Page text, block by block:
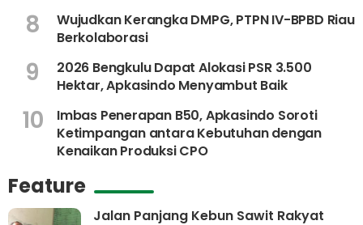
8
Wujudkan Kerangka DMPG, PTPN IV-BPBD Riau
Berkolaborasi
9
2026 Bengkulu Dapat Alokasi PSR 3.500
Hektar, Apkasindo Menyambut Baik
10
Imbas Penerapan B50, Apkasindo Soroti
Ketimpangan antara Kebutuhan dengan
Kenaikan Produksi CPO
Feature
Jalan Panjang Kebun Sawit Rakyat